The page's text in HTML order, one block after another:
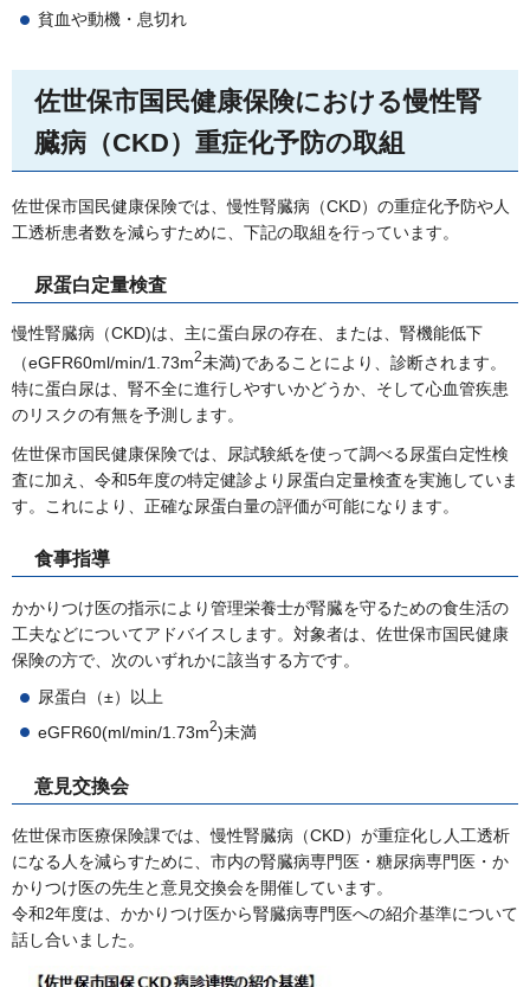
貧血や動機・息切れ
佐世保市国民健康保険における慢性腎
臓病（CKD）重症化予防の取組
佐世保市国民健康保険では、慢性腎臓病（CKD）の重症化予防や人
工透析患者数を減らすために、下記の取組を行っています。
尿蛋白定量検査
慢性腎臓病（CKD)は、主に蛋白尿の存在、または、腎機能低下
（eGFR60ml/min/1.73m2未満)であることにより、診断されます。
特に蛋白尿は、腎不全に進行しやすいかどうか、そして心血管疾患
のリスクの有無を予測します。
佐世保市国民健康保険では、尿試験紙を使って調べる尿蛋白定性検
査に加え、令和5年度の特定健診より尿蛋白定量検査を実施していま
す。これにより、正確な尿蛋白量の評価が可能になります。
食事指導
かかりつけ医の指示により管理栄養士が腎臓を守るための食生活の
工夫などについてアドバイスします。対象者は、佐世保市国民健康
保険の方で、次のいずれかに該当する方です。
尿蛋白（±）以上
eGFR60(ml/min/1.73m2)未満
意見交換会
佐世保市医療保険課では、慢性腎臓病（CKD）が重症化し人工透析
になる人を減らすために、市内の腎臓病専門医・糖尿病専門医・か
かりつけ医の先生と意見交換会を開催しています。
令和2年度は、かかりつけ医から腎臓病専門医への紹介基準について
話し合いました。